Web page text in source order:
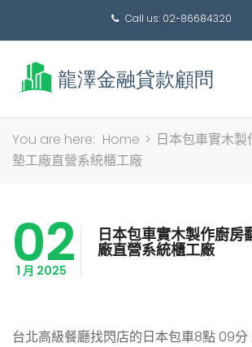
Call us: 02-86684320
搜
You are here: Home > 日本包車實木
墊工廠直營系統櫃工廠
02
1 月 2025
日本包車實木製作廚房
廠直營系統櫃工廠
台北高級餐廳找閃店的日本包車8點 09分